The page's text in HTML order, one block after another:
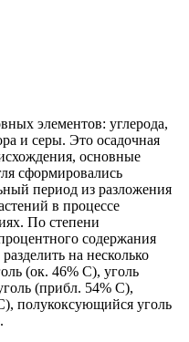
элементов: углерода,
и серы. Это осадочная
основные
сформировались
период из разложения
в процессе
По степени
содержания
на несколько
(ок. 46% С), уголь
(прибл. 54% С),
полукоксующийся уголь